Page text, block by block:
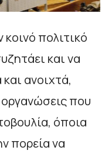
πολιτικό
και να
ανοιχτά,
που
όποια
πορεία να